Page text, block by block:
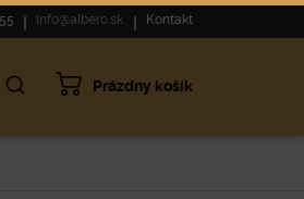
info@albero.sk Kontakt
Prázdny košík